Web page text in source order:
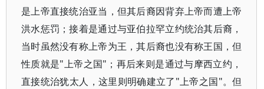
是上帝直接统治亚当，但其后裔因背弃上帝而遭上帝
洪水惩罚；接着是通过与亚伯拉罕立约统治其后裔，
当时虽然没有称上帝为王，其后裔也没有称王国，但
性质就是"上帝之国"；再后来则是通过与摩西立约，
直接统治犹太人，这里则明确建立了"上帝之国"。但